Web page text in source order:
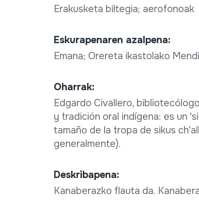
Erakusketa biltegia; aerofonoak
Eskurapenaren azalpena:
Emana; Orereta ikastolako
Oharrak:
Edgardo Civallero,
y tradición oral indígena: es un
tamaño de la tropa de sikus
generalmente).
Deskribapena:
Kanaberazko flauta da.